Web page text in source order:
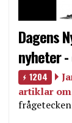
Dagens
nyheter
1204
artiklar